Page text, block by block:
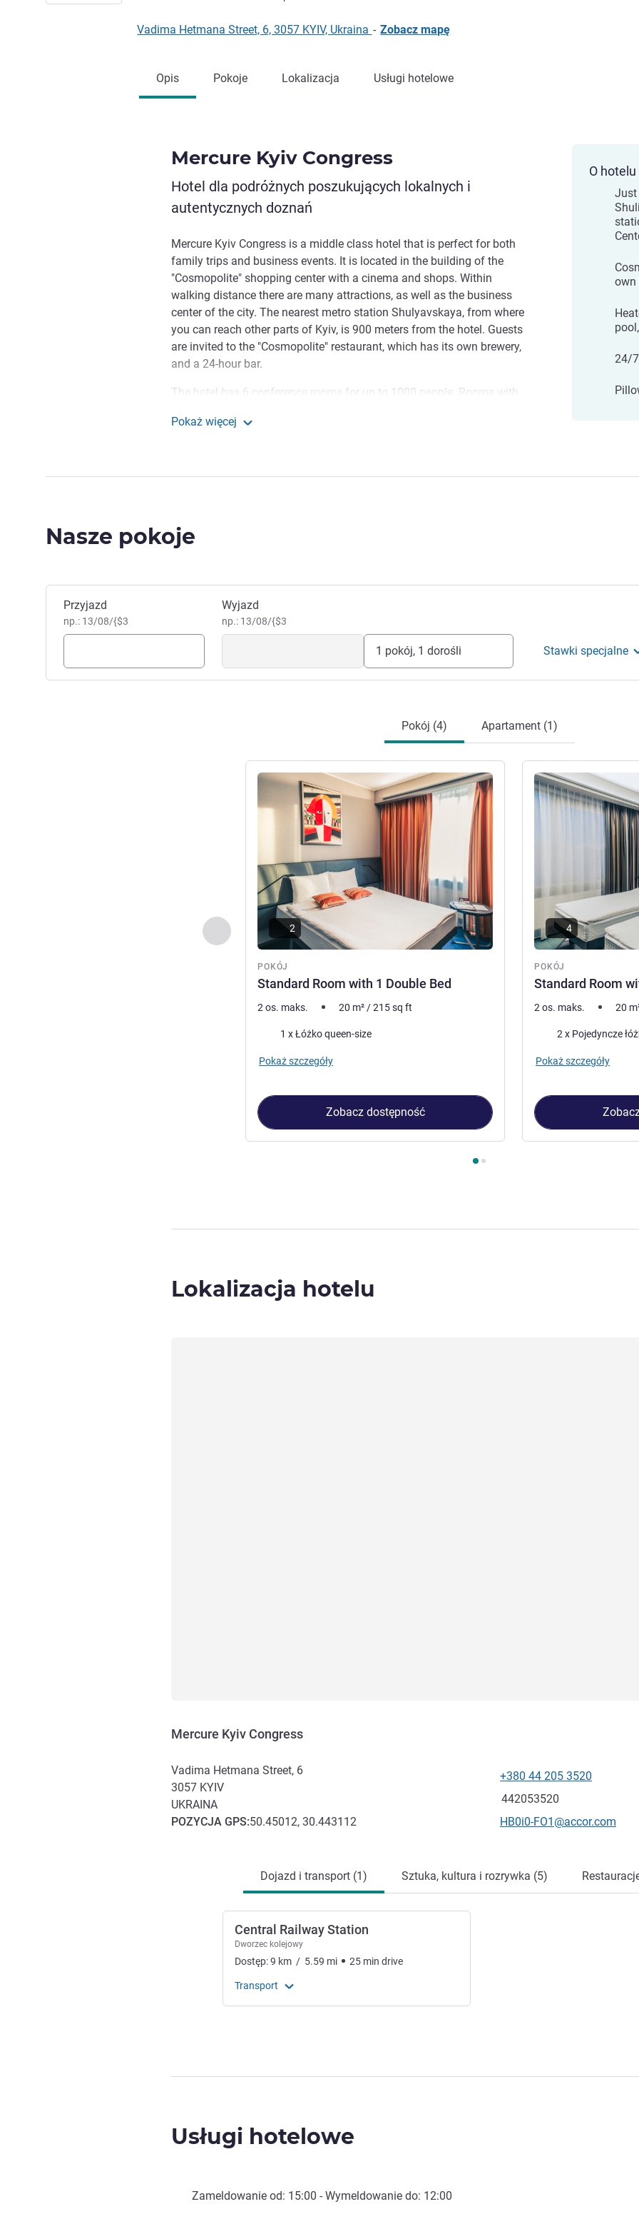
Vadima Hetmana Street, 6, 3057 KYIV, Ukraina - Zobacz mapę
Opis Pokoje Lokalizacja Usługi hotelowe
Mercure Kyiv Congress
Hotel dla podróżnych poszukujących lokalnych i
autentycznych doznań
Mercure Kyiv Congress is a middle class hotel that is perfect for both
family trips and business events. It is located in the building of the
"Cosmopolite" shopping center with a cinema and shops. Within
walking distance there are many attractions, as well as the business
center of the city. The nearest metro station Shulyavskaya, from where
you can reach other parts of Kyiv, is 900 meters from the hotel. Guests
are invited to the "Cosmopolite" restaurant, which has its own brewery,
and a 24-hour bar.
The hotel has 6 conference rooms for up to 1000 people. Rooms with
to vacationers. Guests have access to a fitness center, and during the
Pokaż więcej
O hotelu
Just
own
24/
Nasze pokoje
Zarezerwuj ten hotel
Przyjazd
np.: 13/08/{$3
Wyjazd
np.: 13/08/{$3
1 pokój, 1 dorośli Stawki specjalne
Pokój (4) Apartament (1)
Poprzedni - Pokój
POKÓJ
Standard Room with 1 Double Bed
Pokaż szczegóły
2
2 os. maks. 20 m² /215sq ft
Pościel1 x Łóżko queen-size
Pokaż szczegóły
Zobacz dostępność
POKÓJ
Standard Room
Pokaż szczegóły
4
2 os. maks. 20
Pościel2 x Pojedyncze
Pokaż szczegóły
Lokalizacja hotelu
Mercure Kyiv Congress
Vadima Hetmana Street, 6
3057 KYIV
UKRAINA
POZYCJA GPS:50.45012, 30.443112
Telefon
+380 44 205 3520
Faks
442053520
Kontaktowy adres e-mail
HB0i0-FO1@accor.com
Dojazd i transport (1) Sztuka, kultura i rozrywka (5)
Central Railway Station
Dworzec kolejowy
Dostęp:9 km / 5.59 mi 25 min drive
Transport
Usługi hotelowe
Zameldowanie od: 15:00 - Wymeldowanie do: 12:00